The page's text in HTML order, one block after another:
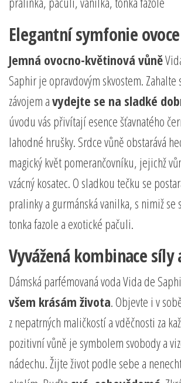
Elegantní symfonie
Jemná ovocno-květinová vůně
Saphir je opravdovým skvostem. Zahalte
závojem avydejte se na sladké
úvodu vás přivítají esence šťavnatého
lahodné hrušky. Srdce vůně obstarává
magický květ pomerančovníku, jejichž
vzácný kosatec. O sladkou tečku se
pralinky a gurmánská vanilka, s nimiž
tonka fazole a exotické pačuli.
Vyvážená kombinace síly
Dámská parfémovaná voda Vida de
všem krásám života. Objevte i v
z nepatrných maličkostí a vděčnosti za
pozitivní vůně je symbolem svobody a
nádechu. Žijte život podle sebe a